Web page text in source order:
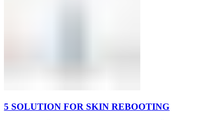
5 SOLUTION FOR SKIN REBOOTING